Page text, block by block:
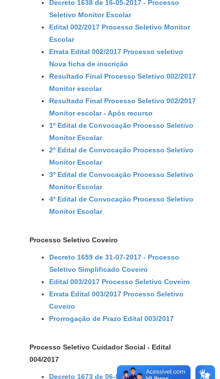
Decreto 1638 de 16-05-2017 - Processo
Seletivo Monitor Escolar
Edital 002/2017 Processo Seletivo Monitor
Escolar
Errata Edital 002/2017 Processo seletivo
Nova ficha de inscrição
Resultado Final Processo Seletivo 002/2017
Monitor escolar
Resultado Final Processo Seletivo 002/2017
Monitor escolar - Após recurso
1º Edital de Convocação Processo Seletivo
Monitor Escolar
2º Edital de Convocação Processo Seletivo
Monitor Escolar
3º Edital de Convocação Processo Seletivo
Monitor Escolar
4º Edital de Convocação Processo Seletivo
Monitor Escolar
Processo Seletivo Coveiro
Decreto 1659 de 31-07-2017 - Processo
Seletivo Simplificado Coveiro
Edital 003/2017 Processo Seletivo Coveiro
Errata Edital 003/2017 Processo Seletivo
Coveiro
Prorrogação de Prazo Edital 003/2017
Processo Seletivo Cuidador Social - Edital
004/2017
Decreto 1673 de 06-09-2017 - Processo